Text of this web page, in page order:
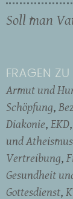
Soll man
FRAGEN ZU
Armut und
Schöpfung
Diakonie EKD
und Atheismus
Vertreibung
Gesundheit
Gottesdienst